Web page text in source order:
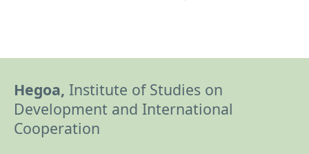
Hegoa, Institute of Studies on
Development and International
Cooperation